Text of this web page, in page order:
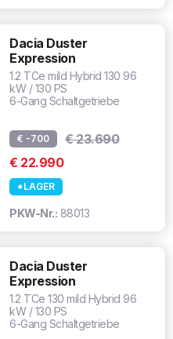
Dacia Duster
Expression
1.2 TCe mild Hybrid 130 96
kW / 130 PS
6-Gang Schaltgetriebe
€ -700
€ 23.690
€ 22.990
*LAGER
PKW-Nr.: 88013
Dacia Duster
Expression
1.2 TCe 130 mild Hybrid 96
kW / 130 PS
6-Gang Schaltgetriebe